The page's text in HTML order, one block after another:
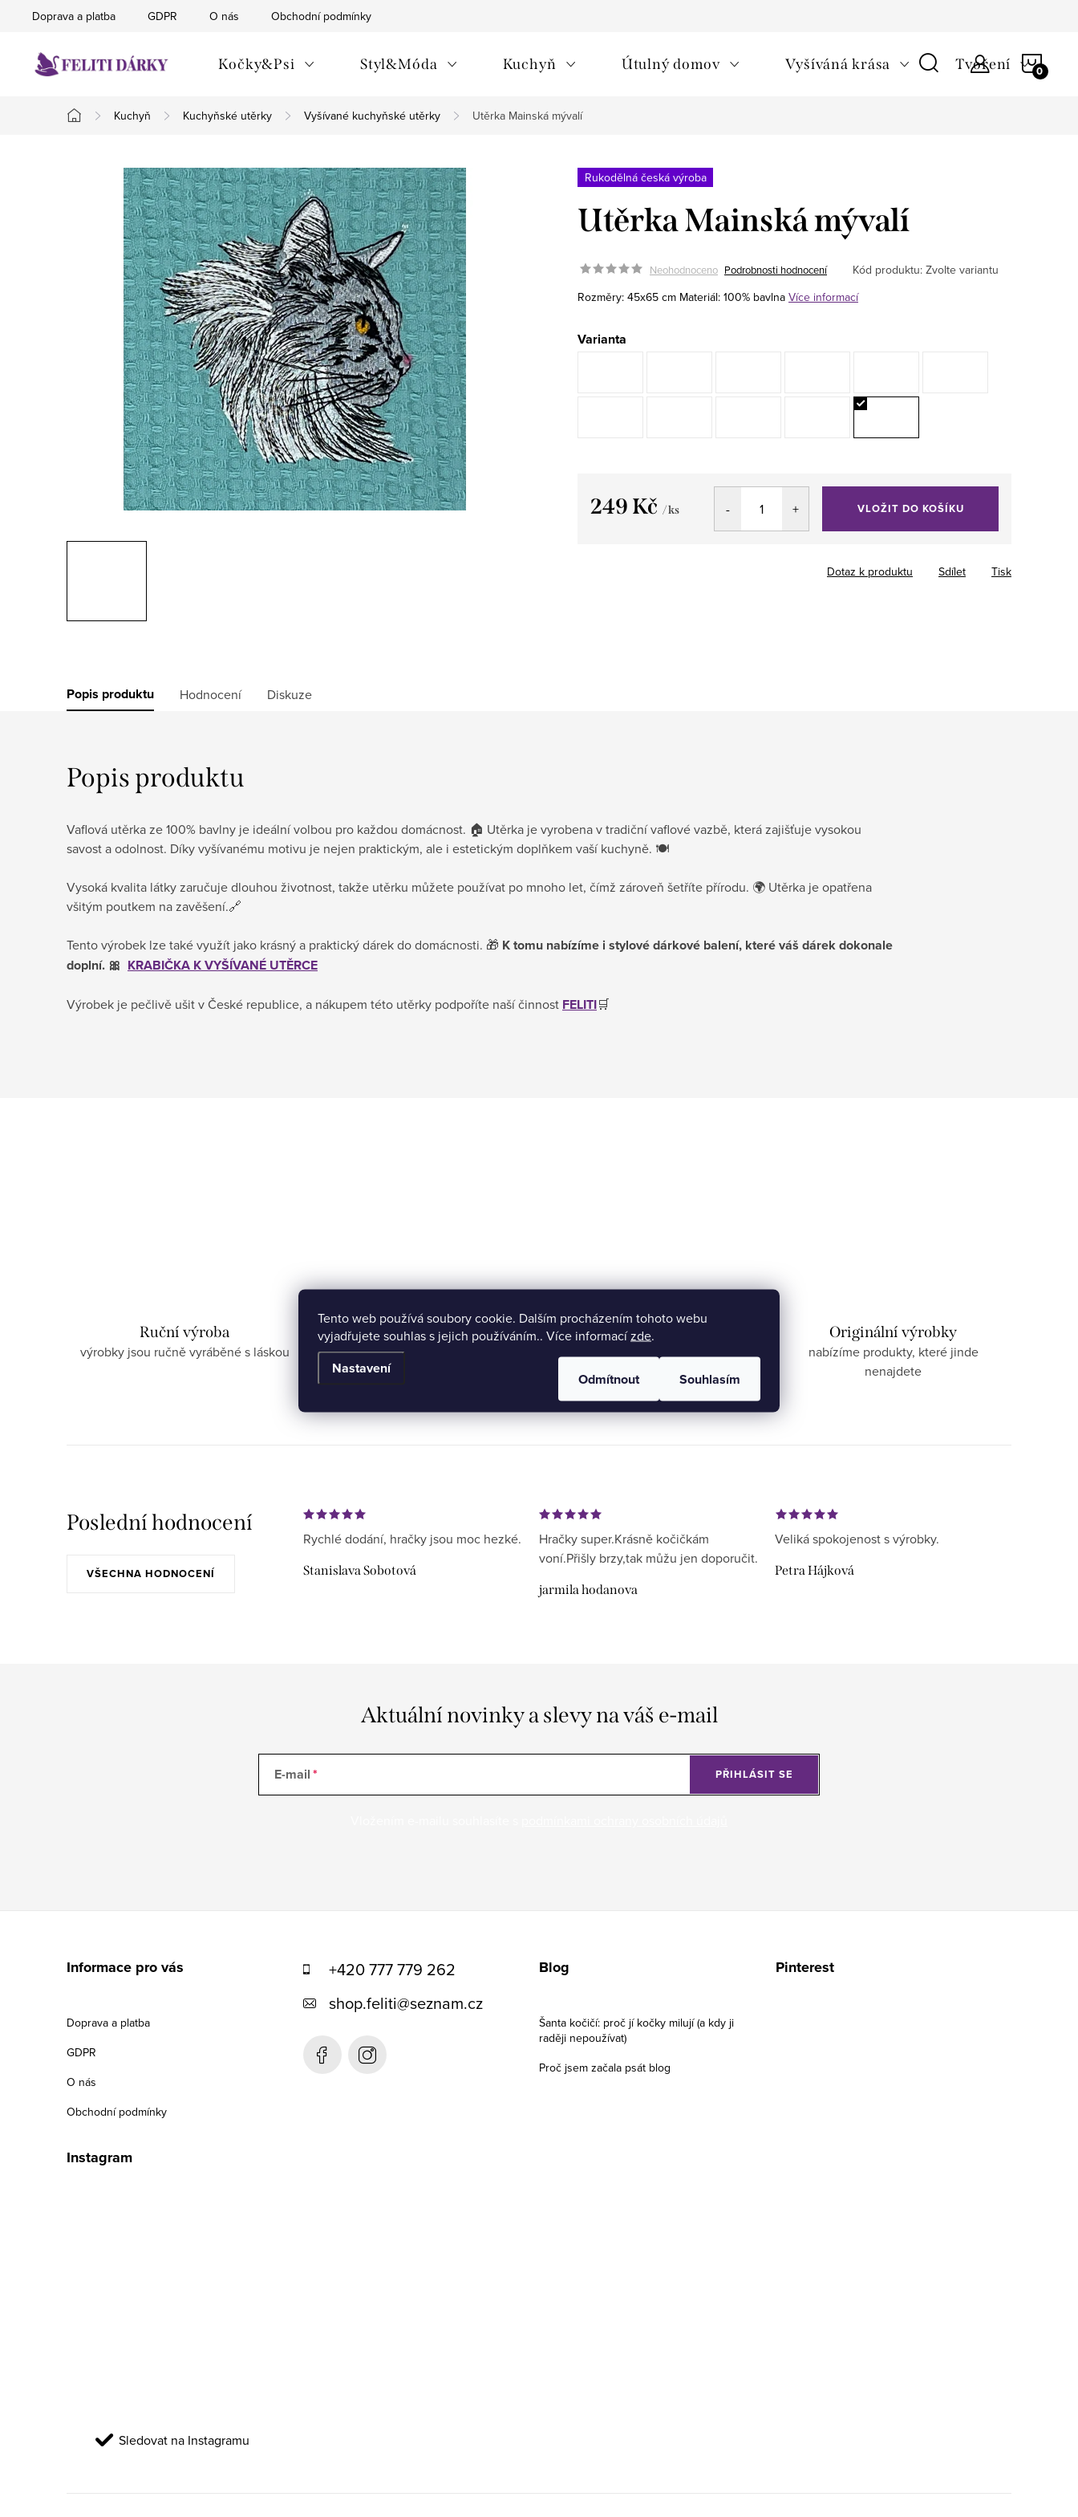
Tento web používá soubory cookie. Dalším procházením tohoto webu
vyjadřujete souhlas s jejich používáním.. Více informacízde.
Nastavení
Odmítnout Souhlasím
Doprava a platba GDPR O nás Obchodní podmínky
Kočky&Psi Styl&Móda Kuchyň Útulný domov Vyšíváná krása Tvoření
Domů
Kuchyň Kuchyňské utěrky Vyšívané kuchyňské utěrky Utěrka Mainská mývalí
Rukodělná česká výroba
Utěrka Mainská mývalí
Neohodnoceno Podrobnosti hodnocení Kód produktu: Zvolte variantu
Rozměry: 45x65 cm Materiál: 100% bavlna Více informací
Varianta
249 Kč / ks VLOŽIT DO KOŠÍKU
Tisk
Dotaz k produktu Sdílet
Popis produktu Hodnocení Diskuze
Popis produktu
Vaflová utěrka ze 100% bavlny je ideální volbou pro každou domácnost. 🏠 Utěrka je vyrobena v tradiční vaflové vazbě, která zajišťuje vysokou
savost a odolnost. Díky vyšívanému motivu je nejen praktickým, ale i estetickým doplňkem vaší kuchyně. 🍽️
Vysoká kvalita látky zaručuje dlouhou životnost, takže utěrku můžete používat po mnoho let, čímž zároveň šetříte přírodu. 🌍 Utěrka je opatřena
všitým poutkem na zavěšení.🔗
Tento výrobek lze také využít jako krásný a praktický dárek do domácnosti. 🎁 K tomu nabízíme i stylové dárkové balení, které váš dárek dokonale
doplní. 🎀 KRABIČKA K VYŠÍVANÉ UTĚRCE
Výrobek je pečlivě ušit v České republice, a nákupem této utěrky podpoříte naší činnost FELITI🛒
Ruční výroba
výrobky jsou ručně vyráběné s láskou
Ekologické balení
Balení šetrné k přírodě.
Feliti nezisková organizace Originální výrobky
nabízíme produkty, které jinde
nenajdete
Poslední hodnocení
VŠECHNA HODNOCENÍ
Rychlé dodání, hračky jsou moc hezké.
Stanislava Sobotová
Hračky super.Krásně kočičkám
voní.Přišly brzy,tak můžu jen doporučit.
jarmila hodanova
Veliká spokojenost s výrobky.
Petra Hájková
Aktuální novinky a slevy na váš e-mail
E-mail PŘIHLÁSIT SE
Informace pro vás
Doprava a platba
GDPR
O nás
Obchodní podmínky
+420 777 779 262
shop.feliti@seznam.cz
Blog
Šanta kočičí: proč jí kočky milují (a kdy ji
raději nepoužívat)
Proč jsem začala psát blog
Pinterest
Instagram
Sledovat na Instagramu